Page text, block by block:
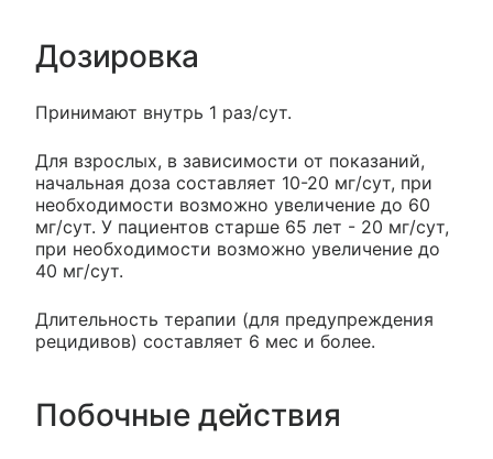
Дозировка
Принимают внутрь 1 раз/сут.
Для взрослых, в зависимости от показаний,
начальная доза составляет 10-20 мг/сут, при
необходимости возможно увеличение до 60
мг/сут. У пациентов старше 65 лет - 20 мг/сут,
при необходимости возможно увеличение до
40 мг/сут.
Длительность терапии (для предупреждения
рецидивов) составляет 6 мес и более.
Побочные действия